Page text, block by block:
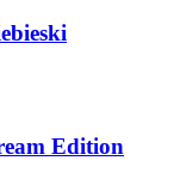
Edition